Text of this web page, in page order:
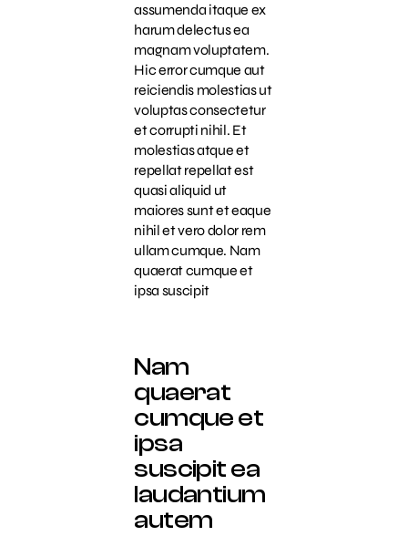
assumenda itaque ex
harum delectus ea
magnam voluptatem.
Hic error cumque aut
reiciendis molestias ut
voluptas consectetur
et corrupti nihil. Et
molestias atque et
repellat repellat est
quasi aliquid ut
maiores sunt et eaque
nihil et vero dolor rem
ullam cumque. Nam
quaerat cumque et
ipsa suscipit
Nam
quaerat
cumque et
ipsa
suscipit ea
laudantium
autem